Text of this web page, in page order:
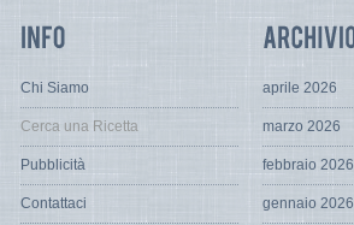
Chi Siamo
Cerca una Ricetta
Pubblicità
Contattaci
aprile 2026
marzo 2026
febbraio 2026
gennaio 2026